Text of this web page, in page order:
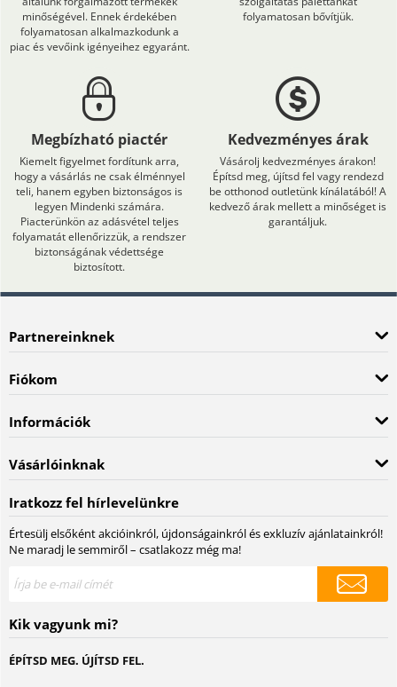
minőségével. Ennek érdekében
folyamatosan alkalmazkodunk a
piac és vevőink igényeihez egyaránt.
folyamatosan bővítjük.
Megbízható piactér
Kiemelt figyelmet fordítunk arra,
hogy a vásárlás ne csak élménnyel
teli, hanem egyben biztonságos is
legyen Mindenki számára.
Piacterünkön az adásvétel teljes
folyamatát ellenőrizzük, a rendszer
biztonságának védettsége
biztosított.
Kedvezményes árak
Vásárolj kedvezményes árakon!
Építsd meg, újítsd fel vagy rendezd
be otthonod outletünk kínálatából! A
kedvező árak mellett a minőséget is
garantáljuk.
Partnereinknek
Fiókom
Információk
Vásárlóinknak
Iratkozz fel hírlevelünkre
Értesülj elsőként akcióinkról, újdonságainkról és exkluzív ajánlatainkról!
Ne maradj le semmiről – csatlakozz még ma!
Kik vagyunk mi?
ÉPÍTSD MEG. ÚJÍTSD FEL.